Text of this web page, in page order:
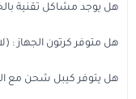
هل يوجد مشاكل تقنية
هل متوفر كرتون الجهاز :
هل يتوفر كيبل شحن مع